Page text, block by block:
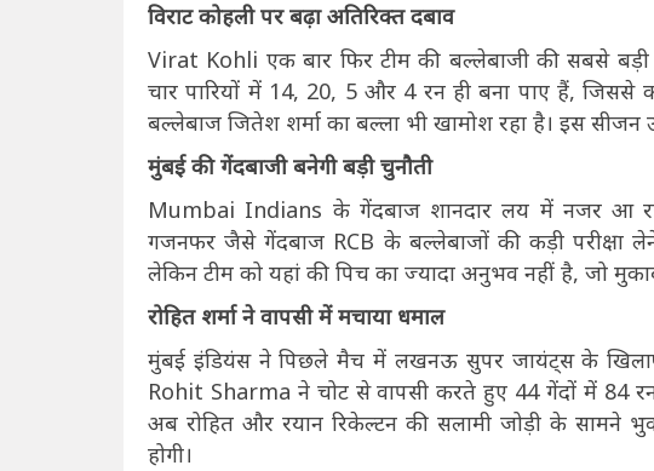
विराट कोहली पर बढ़ा अतिरिक्त दबाव
Virat Kohli एक बार फिर टीम की बल्लेबाजी की सबसे
चार पारियों में 14, 20, 5 और 4 रन ही बना पाए हैं, जिससे
बल्लेबाज जितेश शर्मा का बल्ला भी खामोश रहा है। इस सीजन
मुंबई की गेंदबाजी बनेगी बड़ी चुनौती
Mumbai Indians के गेंदबाज शानदार लय में नजर आ रहे
गजनफर जैसे गेंदबाज RCB के बल्लेबाजों की कड़ी परीक्षा
लेकिन टीम को यहां की पिच का ज्यादा अनुभव नहीं है, जो
रोहित शर्मा ने वापसी में मचाया धमाल
मुंबई इंडियंस ने पिछले मैच में लखनऊ सुपर जायंट्स के खिलाफ
Rohit Sharma ने चोट से वापसी करते हुए 44 गेंदों में 84 रन
अब रोहित और रयान रिकेल्टन की सलामी जोड़ी के सामने
होगी।